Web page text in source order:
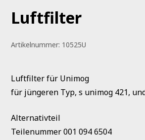
Luftfilter
Artikelnummer: 10525U
Luftfilter für Unimog
für jüngeren Typ, s unimog 421,
Alternativteil
Teilenummer 001 094 6504